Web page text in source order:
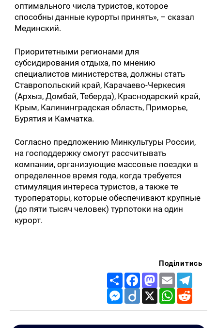
оптимального числа туристов, которое
способны данные курорты принять», – сказал
Мединский.
Приоритетными регионами для
субсидирования отдыха, по мнению
специалистов министерства, должны стать
Ставропольский край, Карачаево-Черкесия
(Архыз, Домбай, Теберда), Краснодарский край,
Крым, Калининградская область, Приморье,
Бурятия и Камчатка.
Согласно предложению Минкультуры России,
на господдержку смогут рассчитывать
компании, организующие массовые поездки в
определенное время года, когда требуется
стимуляция интереса туристов, а также те
туроператоры, которые обеспечивают крупные
(до пяти тысяч человек) турпотоки на один
курорт.
Поділитись
Share FacebookMastodon
Email
Messenger
Diigo X WhatsApp